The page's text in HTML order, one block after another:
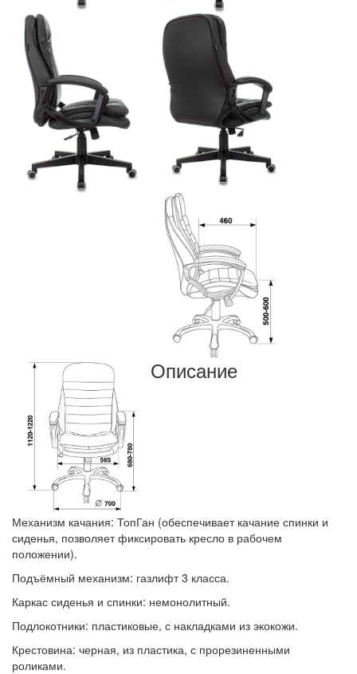
Описание
Механизм качания: ТопГан (обеспечивает качание спинки и
сиденья, позволяет фиксировать кресло в рабочем
положении).
Подъёмный механизм: газлифт 3 класса.
Каркас сиденья и спинки: немонолитный.
Подлокотники: пластиковые, с накладками из экокожи.
Крестовина: черная, из пластика, с прорезиненными
роликами.